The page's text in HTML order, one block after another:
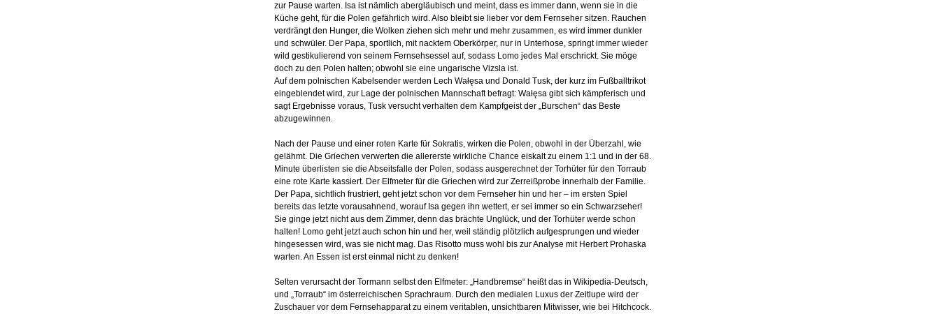
zur Pause warten. Isa ist nämlich abergläubisch und meint, dass es immer dann, wenn sie in die
Küche geht, für die Polen gefährlich wird. Also bleibt sie lieber vor dem Fernseher sitzen. Rauchen
verdrängt den Hunger, die Wolken ziehen sich mehr und mehr zusammen, es wird immer dunkler
und schwüler. Der Papa, sportlich, mit nacktem Oberkörper, nur in Unterhose, springt immer wieder
wild gestikulierend von seinem Fernsehsessel auf, sodass Lomo jedes Mal erschrickt. Sie möge
doch zu den Polen halten; obwohl sie eine ungarische Vizsla ist.
Auf dem polnischen Kabelsender werden Lech Wałęsa und Donald Tusk, der kurz im Fußballtrikot
eingeblendet wird, zur Lage der polnischen Mannschaft befragt: Wałęsa gibt sich kämpferisch und
sagt Ergebnisse voraus, Tusk versucht verhalten dem Kampfgeist der „Burschen“ das Beste
abzugewinnen.
Nach der Pause und einer roten Karte für Sokratis, wirken die Polen, obwohl in der Überzahl, wie
gelähmt. Die Griechen verwerten die allererste wirkliche Chance eiskalt zu einem 1:1 und in der 68.
Minute überlisten sie die Abseitsfalle der Polen, sodass ausgerechnet der Torhüter für den Torraub
eine rote Karte kassiert. Der Elfmeter für die Griechen wird zur Zerreißprobe innerhalb der Familie.
Der Papa, sichtlich frustriert, geht jetzt schon vor dem Fernseher hin und her – im ersten Spiel
bereits das letzte vorausahnend, worauf Isa gegen ihn wettert, er sei immer so ein Schwarzseher!
Sie ginge jetzt nicht aus dem Zimmer, denn das brächte Unglück, und der Torhüter werde schon
halten! Lomo geht jetzt auch schon hin und her, weil ständig plötzlich aufgesprungen und wieder
hingesessen wird, was sie nicht mag. Das Risotto muss wohl bis zur Analyse mit Herbert Prohaska
warten. An Essen ist erst einmal nicht zu denken!
Selten verursacht der Tormann selbst den Elfmeter: „Handbremse“ heißt das in Wikipedia-Deutsch,
und „Torraub“ im österreichischen Sprachraum. Durch den medialen Luxus der Zeitlupe wird der
Zuschauer vor dem Fernsehapparat zu einem veritablen, unsichtbaren Mitwisser, wie bei Hitchcock.